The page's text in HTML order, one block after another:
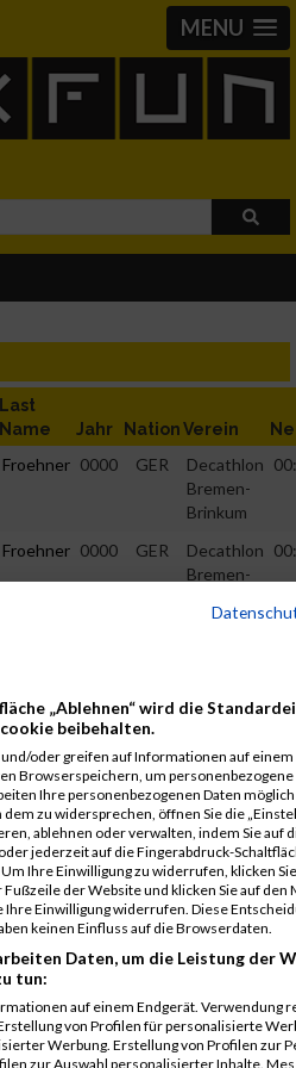
MENU
Last
Name
Jahr NationVerein
Froehner 0000 GER
Decathlon
Bremen-
Brinkum
Froehner 0000 GER
Decathlon
Bremen-
Brinkum
Froehner 0000 GER
Decathlon
Bremen-
Brinkum
= Kategorie Position, TPos =
DNF = Did not finish, DQ =
„Ablehnen“ wird die
beibehalten.
oder greifen auf Informationen auf einem
Browserspeichern, um personenbezogene
Ihre personenbezogenen Daten
zu widersprechen, öffnen Sie die
ablehnen oder verwalten, indem Sie auf
jederzeit auf die Fingerabdruck-
Ihre Einwilligung zu widerrufen, klicken
der Website und klicken Sie auf den
Ihre Einwilligung widerrufen. Diese
keinen Einfluss auf die Browserdaten.
Daten, um die Leistung der
tun:
auf einem Endgerät. Verwendung
von Profilen für personalisierte
Werbung. Erstellung von Profilen zur
zur Auswahl personalisierter Inhalte.